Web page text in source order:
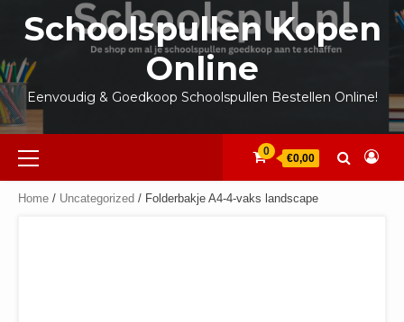
inhoud
Schoolspullen Kopen
Online
Eenvoudig & Goedkoop Schoolspullen Bestellen Online!
Primair
menu
0
€0,00
Home / Uncategorized / Folderbakje A4-4-vaks landscape